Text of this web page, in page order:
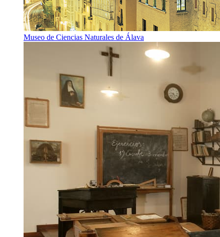
Museo de Ciencias Naturales de Álava